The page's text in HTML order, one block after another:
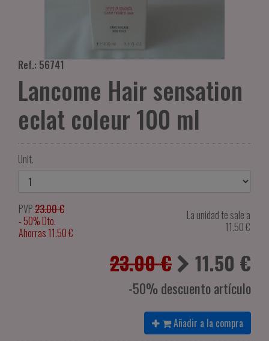
Ref.: 56741
Lancome Hair sensation
eclat coleur 100 ml
Unit.
PVP23.00 €
- 50% Dto.
Ahorras 11.50 €
La unidad te sale a
11.50€
23.00 € 11.50 €
-50% descuento artículo
Añadir a la compra